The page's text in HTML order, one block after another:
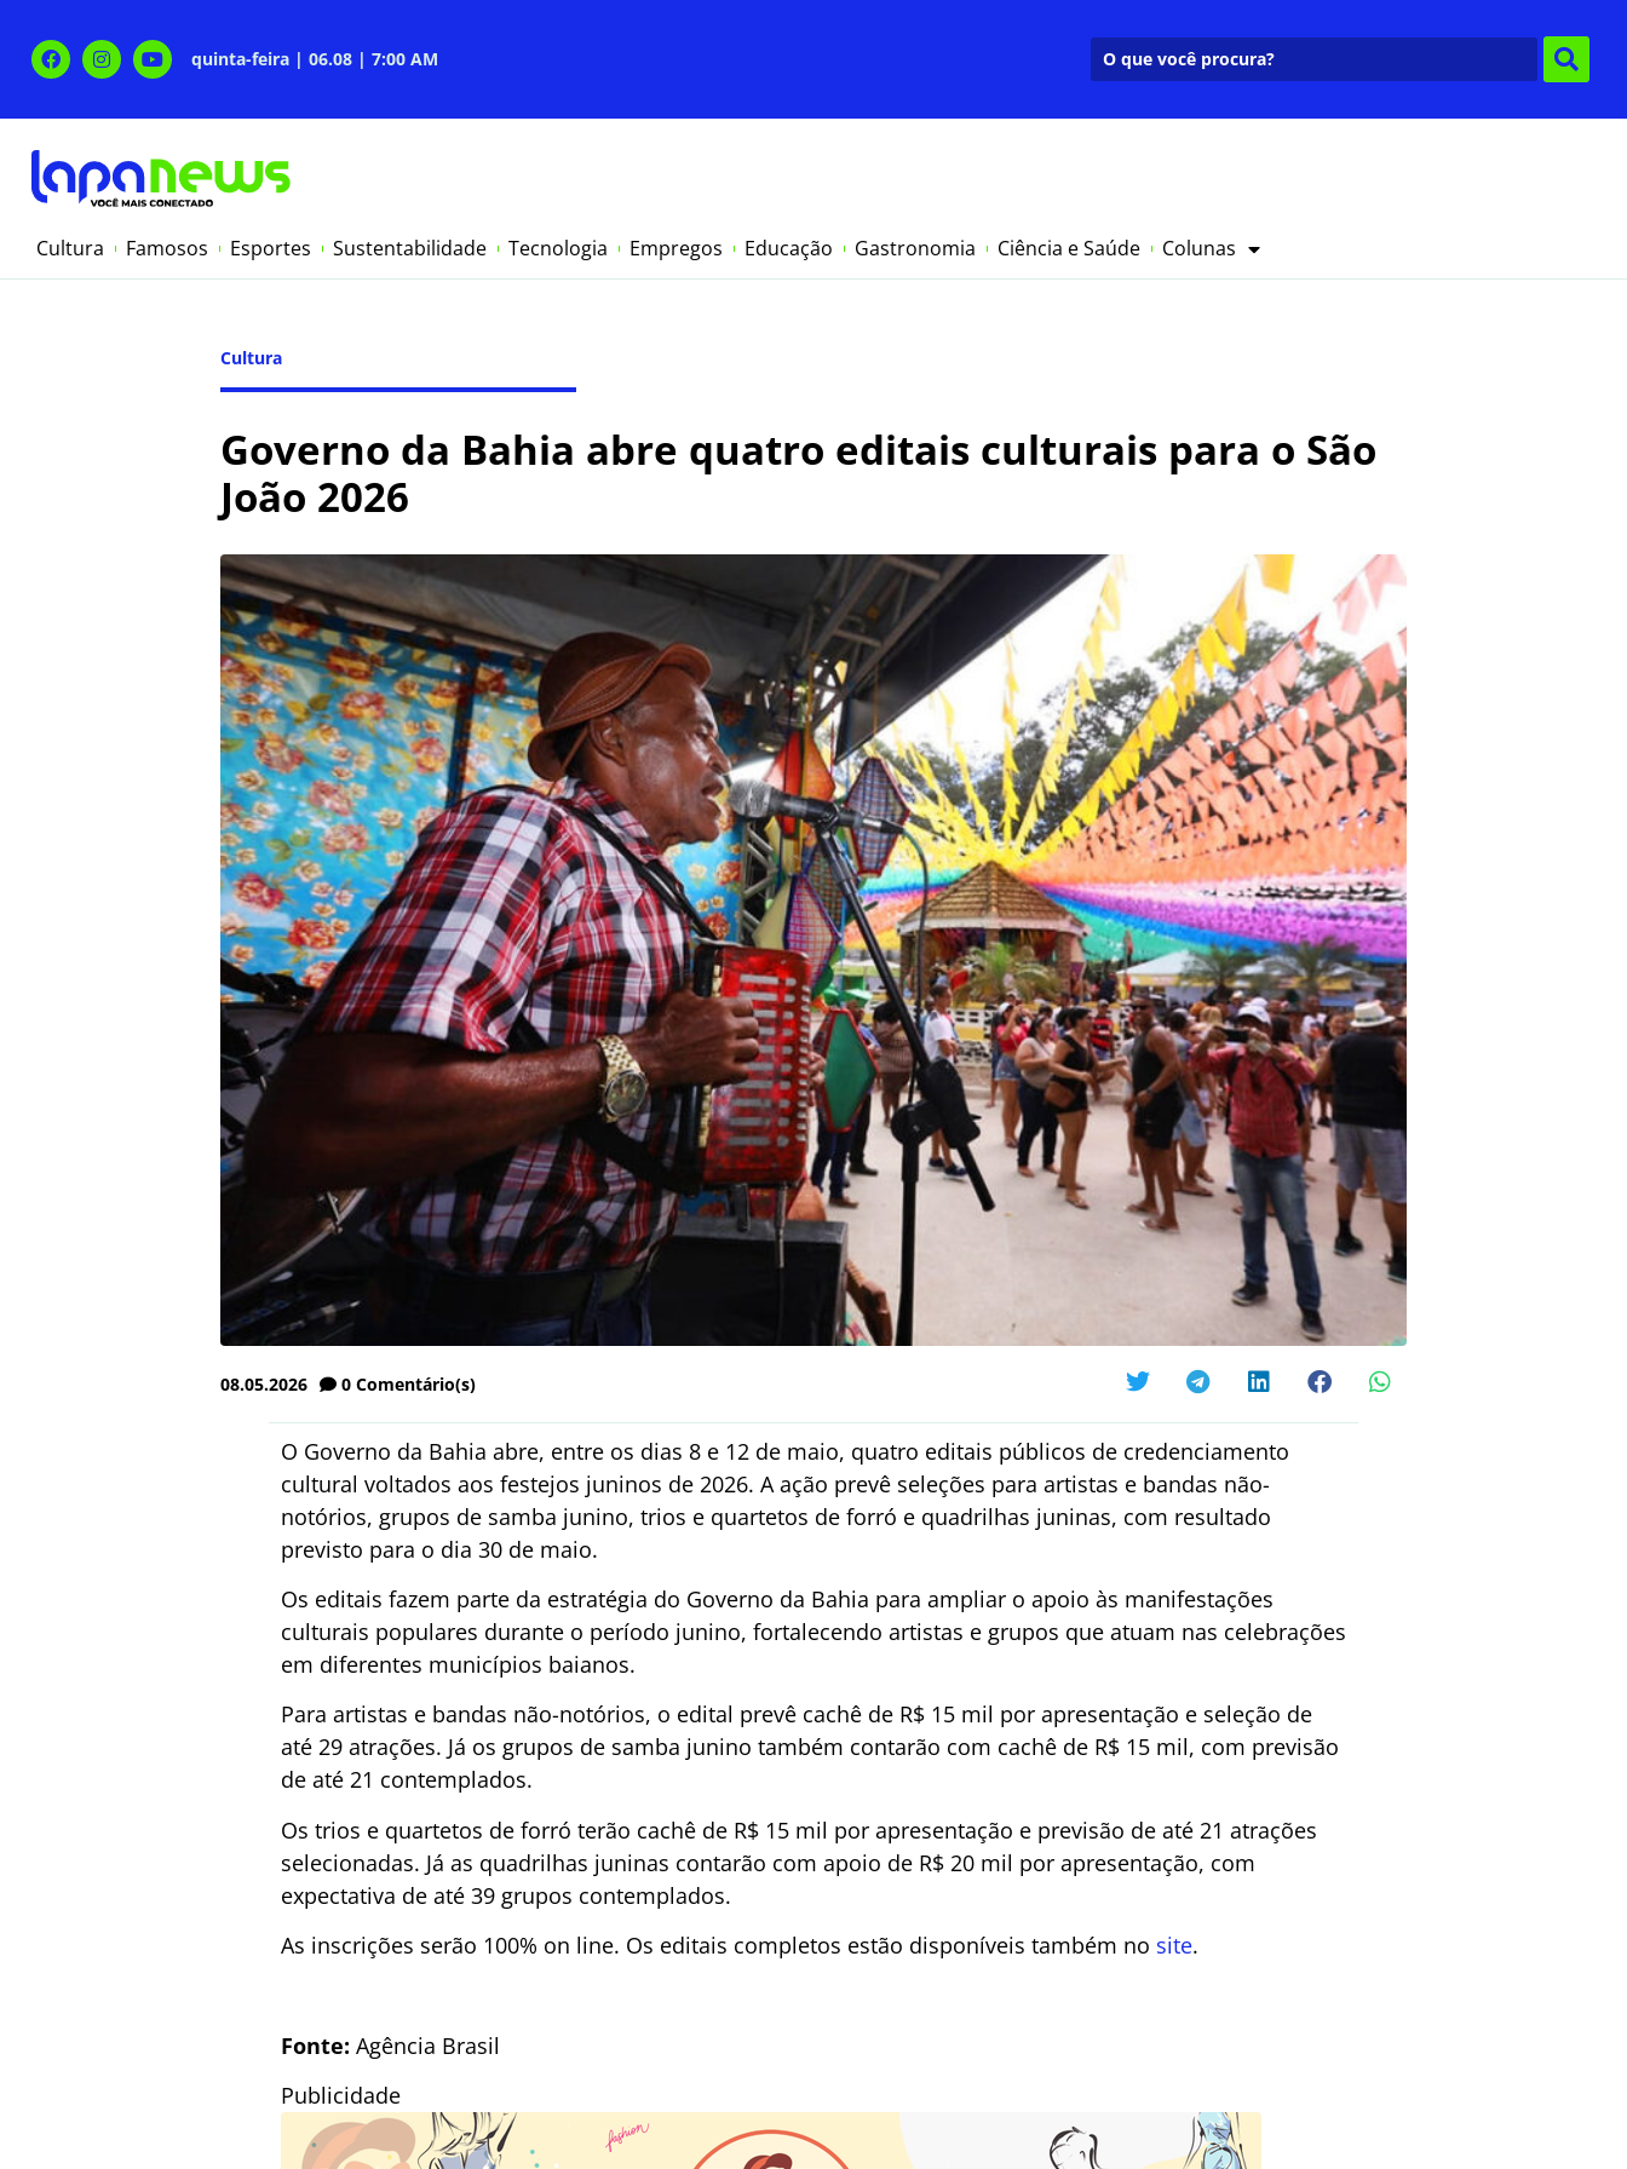
quinta-feira | 06.08 | 7:00 AM
Cultura Famosos Esportes Sustentabilidade Tecnologia Empregos Educação Gastronomia Ciência e Saúde Colunas
Cultura
Governo da Bahia abre quatro editais culturais para o São
João 2026
08.05.2026 0 Comentário(s)
O Governo da Bahia abre, entre os dias 8 e 12 de maio, quatro editais públicos de credenciamento
cultural voltados aos festejos juninos de 2026. A ação prevê seleções para artistas e bandas não-
notórios, grupos de samba junino, trios e quartetos de forró e quadrilhas juninas, com resultado
previsto para o dia 30 de maio.
Os editais fazem parte da estratégia do Governo da Bahia para ampliar o apoio às manifestações
culturais populares durante o período junino, fortalecendo artistas e grupos que atuam nas celebrações
em diferentes municípios baianos.
Para artistas e bandas não-notórios, o edital prevê cachê de R$ 15 mil por apresentação e seleção de
até 29 atrações. Já os grupos de samba junino também contarão com cachê de R$ 15 mil, com previsão
de até 21 contemplados.
Os trios e quartetos de forró terão cachê de R$ 15 mil por apresentação e previsão de até 21 atrações
selecionadas. Já as quadrilhas juninas contarão com apoio de R$ 20 mil por apresentação, com
expectativa de até 39 grupos contemplados.
As inscrições serão 100% on line. Os editais completos estão disponíveis também no site.
Fonte: Agência Brasil
Publicidade